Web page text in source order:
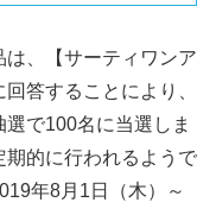
、【サーティワンア
答することにより、
で100名に当選しま
的に行われるようで
年8月1日（木）～